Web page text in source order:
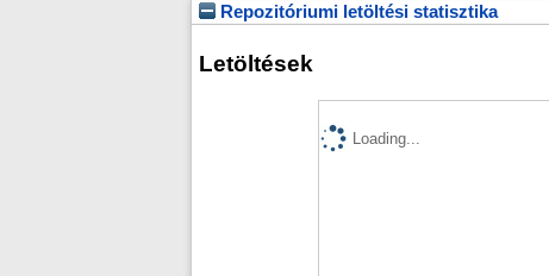
Repozitóriumi letöltési statisztika
Letöltések
Loading...